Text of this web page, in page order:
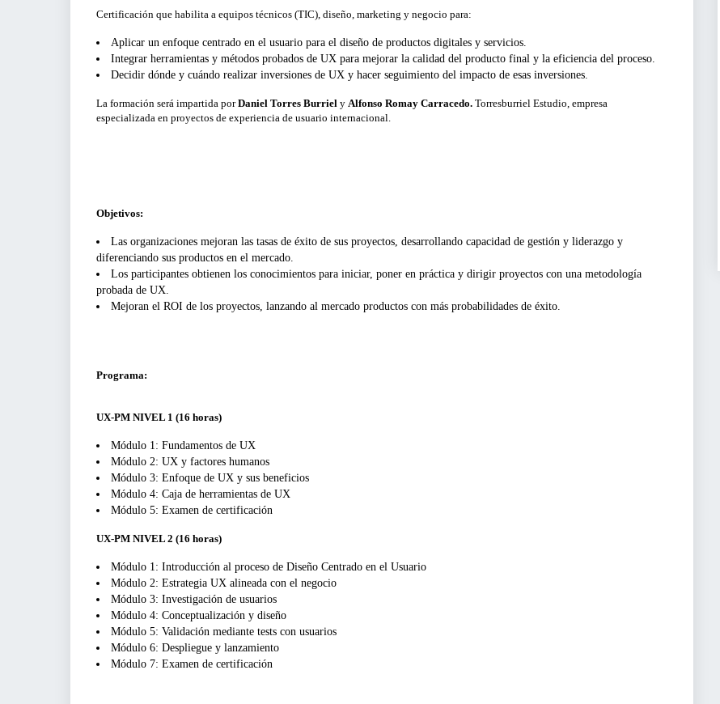
VENTAS Y MERCADOS
SECTOR AGROALIMENTARIO ACTIVIDADES ONLINE
Área
Para Emprendedores
Para profesionales
Certificación que habilita a equipos técnicos (TIC), diseño, marketing y negocio para:
Aplicar un enfoque centrado en el usuario para el diseño de productos digitales y servicios.
Integrar herramientas y métodos probados de UX para mejorar la calidad del producto final y la eficiencia del proceso.
Decidir dónde y cuándo realizar inversiones de UX y hacer seguimiento del impacto de esas inversiones.
La formación será impartida porDaniel Torres Burriel y Alfonso Romay Carracedo. Torresburriel Estudio, empresa
especializada en proyectos de experiencia de usuario internacional.
Objetivos:
Las organizaciones mejoran las tasas de éxito de sus proyectos, desarrollando capacidad de gestión y liderazgo y
diferenciando sus productos en el mercado.
Los participantes obtienen los conocimientos para iniciar, poner en práctica y dirigir proyectos con una metodología
probada de UX.
Mejoran el ROI de los proyectos, lanzando al mercado productos con más probabilidades de éxito.
Programa:
UX-PM NIVEL 1 (16 horas)
Módulo 1: Fundamentos de UX
Módulo 2: UX y factores humanos
Módulo 3: Enfoque de UX y sus beneficios
Módulo 4: Caja de herramientas de UX
Módulo 5: Examen de certificación
UX-PM NIVEL 2 (16 horas)
Módulo 1: Introducción al proceso de Diseño Centrado en el Usuario
Módulo 2: Estrategia UX alineada con el negocio
Módulo 3: Investigación de usuarios
Módulo 4: Conceptualización y diseño
Módulo 5: Validación mediante tests con usuarios
Módulo 6: Despliegue y lanzamiento
Módulo 7: Examen de certificación